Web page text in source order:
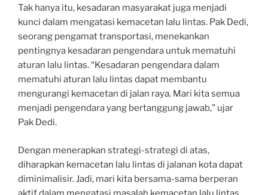
Tak hanya itu, kesadaran masyarakat juga menjadi
kunci dalam mengatasi kemacetan lalu lintas. Pak Dedi,
seorang pengamat transportasi, menekankan
pentingnya kesadaran pengendara untuk mematuhi
aturan lalu lintas. “Kesadaran pengendara dalam
mematuhi aturan lalu lintas dapat membantu
mengurangi kemacetan di jalan raya. Mari kita semua
menjadi pengendara yang bertanggung jawab,” ujar
Pak Dedi.
Dengan menerapkan strategi-strategi di atas,
diharapkan kemacetan lalu lintas di jalanan kota dapat
diminimalisir. Jadi, mari kita bersama-sama berperan